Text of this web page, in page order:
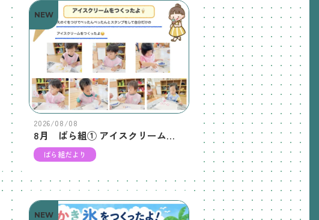
NEW
2026/08/08
8月 ばら組① アイスクリームをつくったよ🍦
ばら組だより
NEW